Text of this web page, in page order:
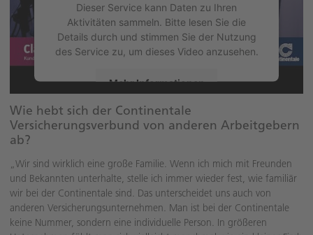
Dieser Service kann Daten zu Ihren
Aktivitäten sammeln. Bitte lesen Sie die
Details durch und stimmen Sie der Nutzung
des Service zu, um dieses Video anzusehen.
Mehr Informationen
Akzeptieren
Wie hebt sich der Continentale
Versicherungsverbund von anderen Arbeitgebern
ab?
„Wir sind wirklich eine große Familie. Wenn ich mich mit Freunden
und Bekannten unterhalte, stelle ich immer wieder fest, wie familiär
wir bei der Continentale sind. Das unterscheidet uns auch von
anderen Versicherungsunternehmen. Man ist bei der Continentale
keine Nummer, sondern eine individuelle Person. In größeren